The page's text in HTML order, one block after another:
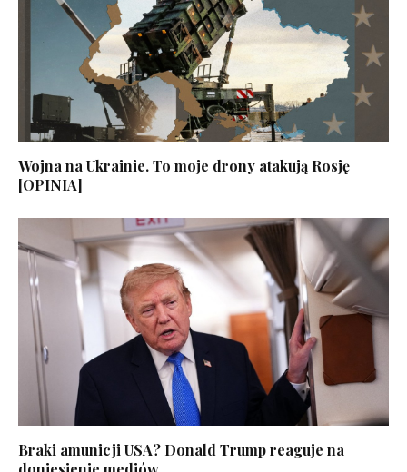
Wojna na Ukrainie. To moje drony atakują Rosję
[OPINIA]
Braki amunicji USA? Donald Trump reaguje na